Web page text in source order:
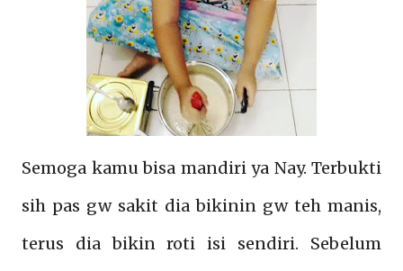
Semoga kamu bisa mandiri ya Nay. Terbukti
sih pas gw sakit dia bikinin gw teh manis,
terus dia bikin roti isi sendiri. Sebelum